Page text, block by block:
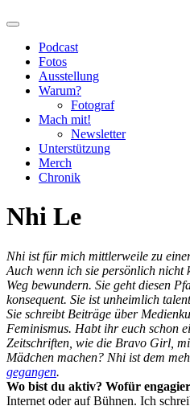
Podcast
Fotos
Ausstellung
Warum?
Fotograf
Mach mit!
Newsletter
Unterstützung
Merch
Chronik
Nhi Le
Nhi ist für mich mittlerweile zu
Auch wenn ich sie persönlich nicht
Weg bewundern. Sie geht diesen
konsequent. Sie ist unheimlich
Sie schreibt Beiträge über
Feminismus. Habt ihr euch schon
Zeitschriften, wie die Bravo Girl,
Mädchen machen? Nhi ist dem
gegangen.
Wo bist du aktiv? Wofür
Internet oder auf Bühnen. Ich